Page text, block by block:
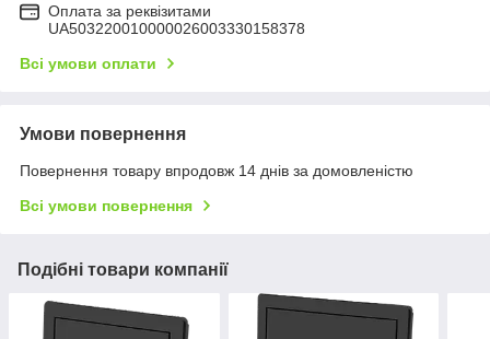
Оплата за реквізитами
UA503220010000026003330158378
Всі умови оплати
Умови повернення
Повернення товару впродовж 14 днів за домовленістю
Всі умови повернення
Подібні товари компанії